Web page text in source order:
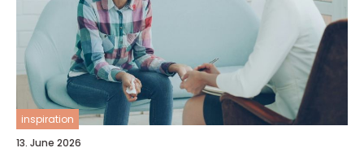
inspiration
13. June 2026